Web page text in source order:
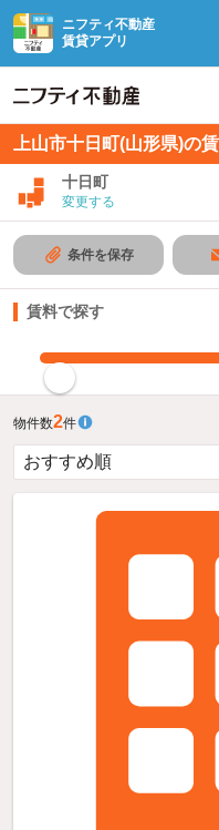
ニフティ不動産
賃貸アプリ
上山市十日町(山形県)の
十日町
変更する
条件を保存
賃料で探す
物件数2件